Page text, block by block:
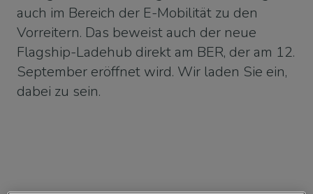
auch im Bereich der E-Mobilität zu den
Vorreitern. Das beweist auch der neue
Flagship-Ladehub direkt am BER, der am 12.
September eröffnet wird. Wir laden Sie ein,
dabei zu sein.